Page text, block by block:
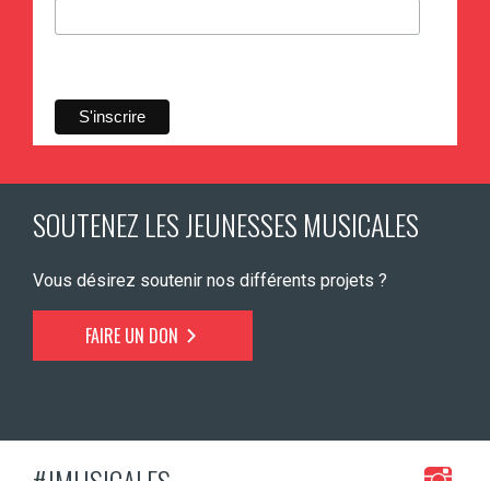
SOUTENEZ LES JEUNESSES MUSICALES
Vous désirez soutenir nos différents projets ?
FAIRE UN DON